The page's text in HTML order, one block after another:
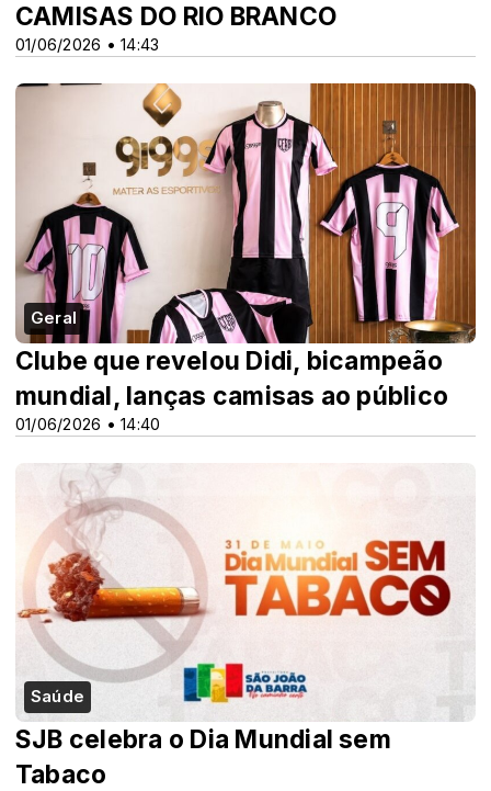
01/06/2026 • 14:43
CAMISAS DO RIO BRANCO
Geral
01/06/2026 • 14:40
Clube que revelou Didi, bicampeão
mundial, lanças camisas ao público
Saúde
SJB celebra o Dia Mundial sem
Tabaco